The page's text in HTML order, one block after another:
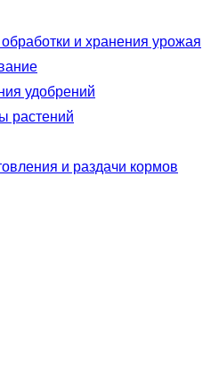
и хранения урожая
удобрений
растений
и раздачи кормов